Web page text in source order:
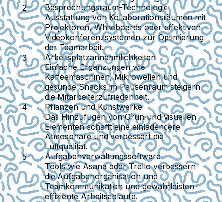
Besprechungsraum-Technologie
Ausstattung von Kollaborationsräumen mit
Projektoren, Whiteboards oder effektiven
Videokonferenzsystemen zur Optimierung
der Teamarbeit.
Arbeitsplatzannehmlichkeiten
Einfache Ergänzungen wie
Kaffeemaschinen, Mikrowellen und
gesunde Snacks im Pausenraum steigern
die Mitarbeiterzufriedenheit.
Pflanzen und Kunstwerke
Das Hinzufügen von Grün und visuellen
Elementen schafft eine einladendere
Atmosphäre und verbessert die
Luftqualität.
Aufgabenverwaltungssoftware
Tools wie Asana oder Trello verbessern
die Aufgabenorganisation und
Teamkommunikation und gewährleisten
effiziente Arbeitsabläufe.